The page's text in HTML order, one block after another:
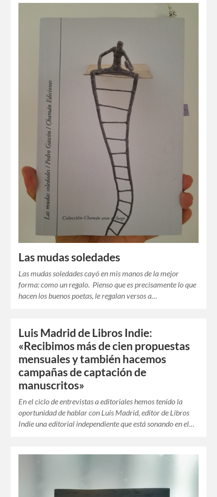
Las mudas soledades
Las mudas soledades cayó en mis manos de la mejor
forma: como un regalo. Pienso que es precisamente lo que
hacen los buenos poetas, le regalan versos a…
Luis Madrid de Libros Indie:
«Recibimos más de cien propuestas
mensuales y también hacemos
campañas de captación de
manuscritos»
En el ciclo de entrevistas a editoriales hemos tenido la
oportunidad de hablar con Luis Madrid, editor de Libros
Indie una editorial independiente que está sonando en el…